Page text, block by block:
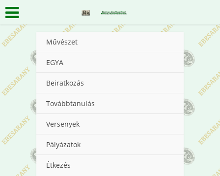
Művészet
EGYA
Beiratkozás
Továbbtanulás
Versenyek
Pályázatok
Étkezés